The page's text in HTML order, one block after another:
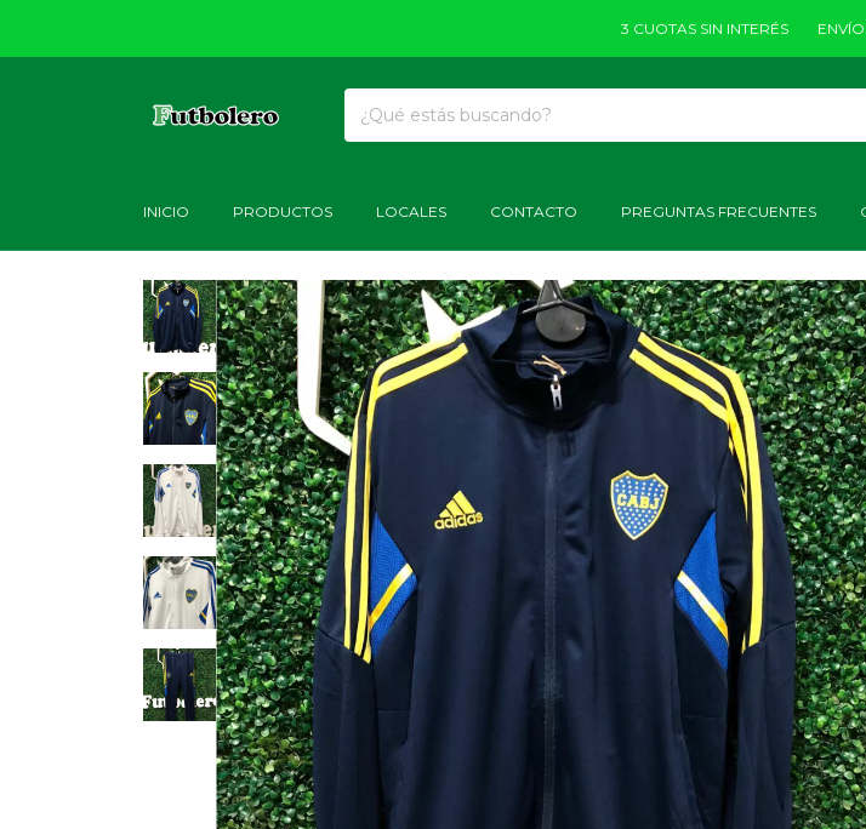
3 CUOTAS SIN INTERÉS ENVÍOS
INICIO PRODUCTOS LOCALES CONTACTO PREGUNTAS FRECUENTES